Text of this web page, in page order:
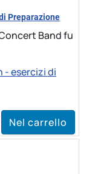
Preparazione
Band fu
- esercizi di